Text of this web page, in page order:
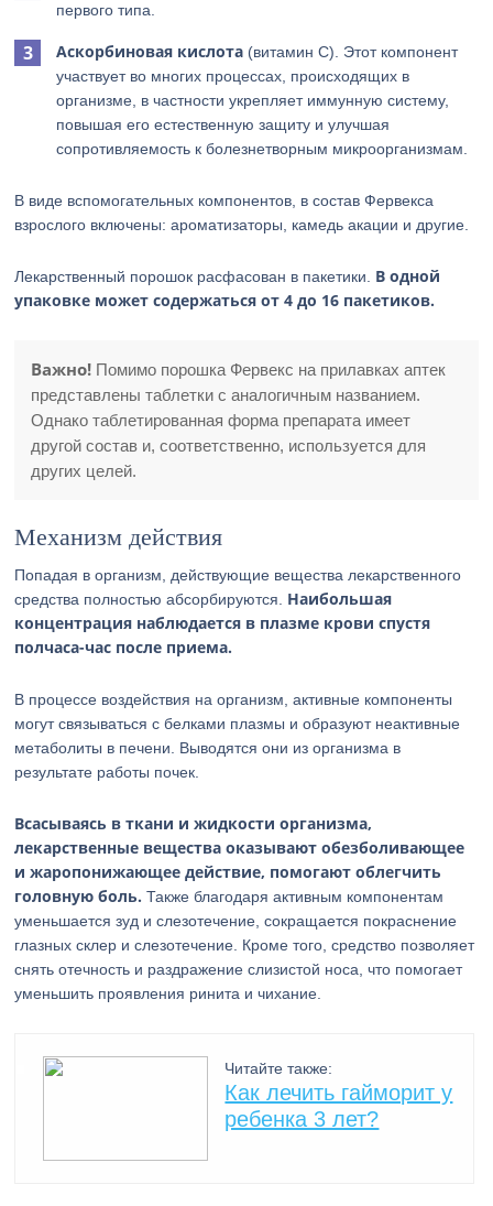
первого типа.
Аскорбиновая кислота (витамин С). Этот компонент
участвует во многих процессах, происходящих в
организме, в частности укрепляет иммунную систему,
повышая его естественную защиту и улучшая
сопротивляемость к болезнетворным микроорганизмам.
В виде вспомогательных компонентов, в состав Фервекса
взрослого включены: ароматизаторы, камедь акации и другие.
Лекарственный порошок расфасован в пакетики. В одной
упаковке может содержаться от 4 до 16 пакетиков.
Важно! Помимо порошка Фервекс на прилавках аптек
представлены таблетки с аналогичным названием.
Однако таблетированная форма препарата имеет
другой состав и, соответственно, используется для
других целей.
Механизм действия
Попадая в организм, действующие вещества лекарственного
средства полностью абсорбируются. Наибольшая
концентрация наблюдается в плазме крови спустя
полчаса-час после приема.
В процессе воздействия на организм, активные компоненты
могут связываться с белками плазмы и образуют неактивные
метаболиты в печени. Выводятся они из организма в
результате работы почек.
Всасываясь в ткани и жидкости организма,
лекарственные вещества оказывают обезболивающее
и жаропонижающее действие, помогают облегчить
головную боль. Также благодаря активным компонентам
уменьшается зуд и слезотечение, сокращается покраснение
глазных склер и слезотечение. Кроме того, средство позволяет
снять отечность и раздражение слизистой носа, что помогает
уменьшить проявления ринита и чихание.
Читайте также:
Как лечить гайморит у
ребенка 3 лет?